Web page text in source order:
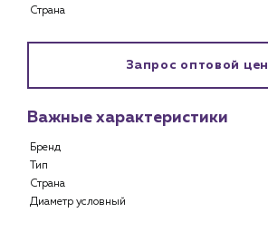
Снабженцам и подрядным организациям
Монтажным бригадам
Услуги
Страна
Запрос оптовой
Важные характеристики
Бренд
Тип
Страна
Диаметр условный